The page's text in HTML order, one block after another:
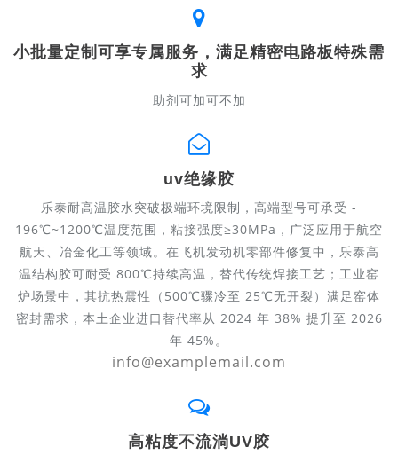
小批量定制可享专属服务，满足精密电路板特殊需
求
助剂可加可不加
uv绝缘胶
乐泰耐高温胶水突破极端环境限制，高端型号可承受 -
196℃~1200℃温度范围，粘接强度≥30MPa，广泛应用于航空
航天、冶金化工等领域。在飞机发动机零部件修复中，乐泰高
温结构胶可耐受 800℃持续高温，替代传统焊接工艺；工业窑
炉场景中，其抗热震性（500℃骤冷至 25℃无开裂）满足窑体
密封需求，本土企业进口替代率从 2024 年 38% 提升至 2026
年 45%。
info@examplemail.com
高粘度不流淌UV胶